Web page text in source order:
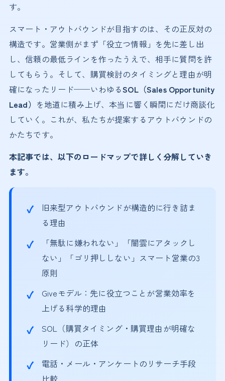
す。
スマート・アウトバウンドが目指すのは、その正反対の
構造です。営業側がまず「役立つ情報」を先に差し出
し、信頼の最低ラインを作ったうえで、相手に質問を許
してもらう。そして、購買検討のタイミングと理由が明
確になったリード──いわゆるSOL（Sales Opportunity
Lead） を地道に積み上げ、本当に響く瞬間にだけ商談化
していく。これが、私たちが提案するアウトバウンドの
かたちです。
本記事では、以下のロードマップで詳しく分解していき
ます。
旧来型アウトバウンドが構造的に行き詰ま
る理由
「無駄に嫌われない」「闇雲にアタックし
ない」「ゴリ押ししない」スマート営業の3
原則
Giveモデル：先に役立つことが営業効率を
上げる科学的理由
SOL（購買タイミング・購買理由が明確な
リード）の正体
電話・メール・アンケートのリサーチ手段
比較